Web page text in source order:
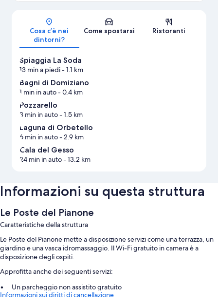
Mappa
Cosa c’è nei
dintorni?
Come spostarsi Ristoranti
Spiaggia La Soda
13 min a piedi- 1.1 km
Bagni di Domiziano
1 min in auto- 0.4 km
Pozzarello
3 min in auto- 1.5 km
Laguna di Orbetello
6 min in auto- 2.9 km
Cala del Gesso
24 min in auto- 13.2 km
Informazioni su questa struttura
Le Poste del Pianone
Caratteristiche della struttura
Le Poste del Pianone mette a disposizione servizi come una terrazza, un
giardino e una vasca idromassaggio. Il Wi-Fi gratuito in camera è a
disposizione degli ospiti.
Approfitta anche dei seguenti servizi:
Un parcheggio non assistito gratuito
Aree riservate ai non fumatori, una cassetta di sicurezza presso la
Informazioni sui diritti di cancellazione